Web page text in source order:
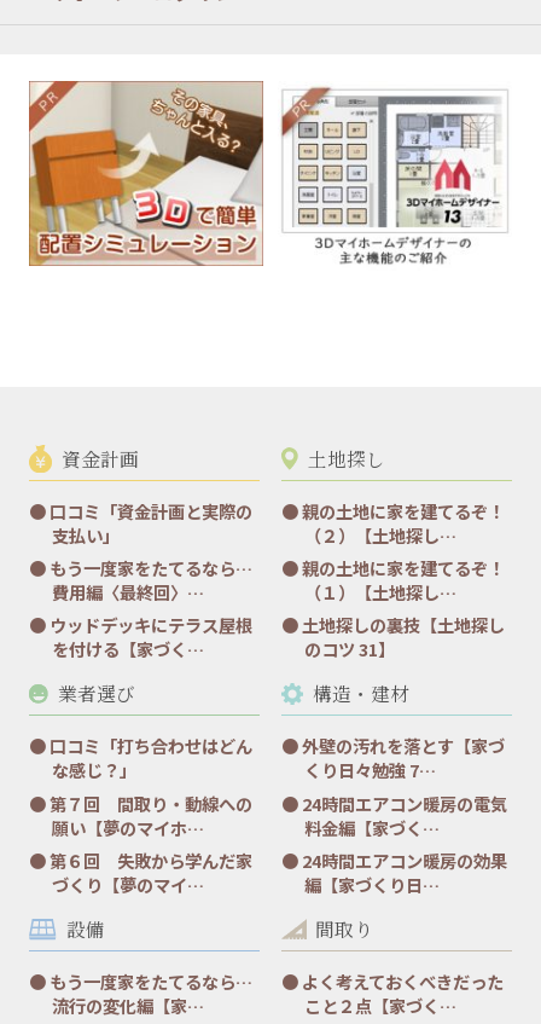
資金計画
口コミ「資金計画と実際の
支払い」
もう一度家をたてるなら…
費用編〈最終回〉…
ウッドデッキにテラス屋根
を付ける【家づく…
土地探し
親の土地に家を建てるぞ！
（２）【土地探し…
親の土地に家を建てるぞ！
（１）【土地探し…
土地探しの裏技【土地探し
のコツ 31】
業者選び
口コミ「打ち合わせはどん
な感じ？」
第７回 間取り・動線への
願い【夢のマイホ…
第６回 失敗から学んだ家
づくり【夢のマイ…
構造・建材
外壁の汚れを落とす【家づ
くり日々勉強 7…
24時間エアコン暖房の電気
料金編【家づく…
24時間エアコン暖房の効果
編【家づくり日…
設備
もう一度家をたてるなら…
流行の変化編【家…
間取り
よく考えておくべきだった
こと２点【家づく…